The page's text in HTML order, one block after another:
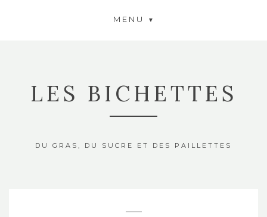
MENU
LES BICHETTES
DU GRAS, DU SUCRE ET DES PAILLETTES